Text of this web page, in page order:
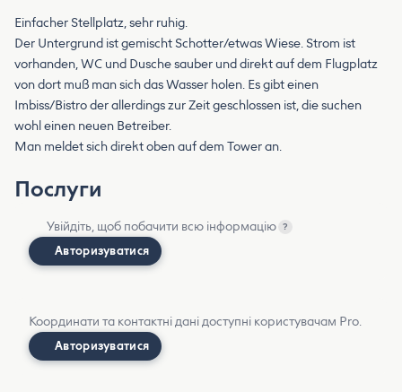
Einfacher Stellplatz, sehr ruhig.
Der Untergrund ist gemischt Schotter/etwas Wiese. Strom ist
vorhanden, WC und Dusche sauber und direkt auf dem Flugplatz
von dort muß man sich das Wasser holen. Es gibt einen
Imbiss/Bistro der allerdings zur Zeit geschlossen ist, die suchen
wohl einen neuen Betreiber.
Man meldet sich direkt oben auf dem Tower an.
Послуги
Увійдіть, щоб побачити всю інформацію ?
Авторизуватися
Координати та контактні дані доступні користувачам Pro.
Авторизуватися